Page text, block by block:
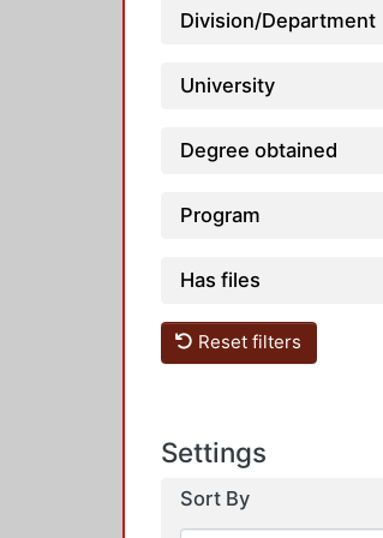
Division/Department
University
Degree obtained
Program
Has files
Reset filters
Settings
Sort By